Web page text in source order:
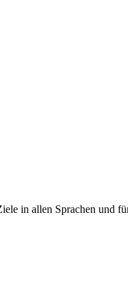
in allen Sprachen und